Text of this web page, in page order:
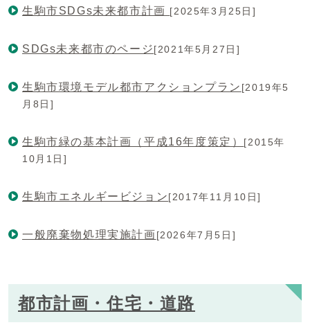
生駒市SDGs未来都市計画 [2025年3月25日]
SDGs未来都市のページ[2021年5月27日]
生駒市環境モデル都市アクションプラン [2019年5
月8日]
生駒市緑の基本計画（平成16年度策定） [2015年
10月1日]
生駒市エネルギービジョン[2017年11月10日]
一般廃棄物処理実施計画[2026年7月5日]
都市計画・住宅・道路